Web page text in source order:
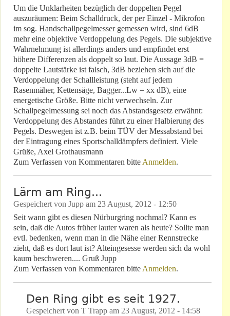
Um die Unklarheiten bezüglich der doppelten Pegel
auszuräumen: Beim Schalldruck, der per Einzel - Mikrofon
im sog. Handschallpegelmesser gemessen wird, sind 6dB
mehr eine objektive Verdoppelung des Pegels. Die subjektive
Wahrnehmung ist allerdings anders und empfindet erst
höhere Differenzen als doppelt so laut. Die Aussage 3dB =
doppelte Lautstärke ist falsch, 3dB beziehen sich auf die
Verdoppelung der Schallleistung (steht auf jedem
Rasenmäher, Kettensäge, Bagger...Lw = xx dB), eine
energetische Größe. Bitte nicht verwechseln. Zur
Schallpegelmessung sei noch das Abstandsgesetz erwähnt:
Verdoppelung des Abstandes führt zu einer Halbierung des
Pegels. Deswegen ist z.B. beim TÜV der Messabstand bei
der Eintragung eines Sportschalldämpfers definiert. Viele
Grüße, Axel Grothausmann
Zum Verfassen von Kommentaren bitte Anmelden.
Lärm am Ring...
Gespeichert von Jupp am 23 August, 2012 - 12:50
Seit wann gibt es diesen Nürburgring nochmal? Kann es
sein, daß die Autos früher lauter waren als heute? Sollte man
evtl. bedenken, wenn man in die Nähe einer Rennstrecke
zieht, daß es dort laut ist? Alteingesesse werden sich da wohl
kaum beschweren.... Gruß Jupp
Zum Verfassen von Kommentaren bitte Anmelden.
Den Ring gibt es seit 1927.
Gespeichert von T Trapp am 23 August, 2012 - 14:58